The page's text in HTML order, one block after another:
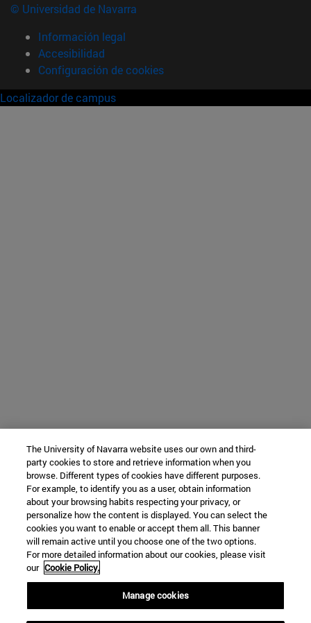
© Universidad de Navarra
Información legal
Accesibilidad
Configuración de cookies
Localizador de campus
The University of Navarra website uses our own and third-
party cookies to store and retrieve information when you
browse. Different types of cookies have different purposes.
For example, to identify you as a user, obtain information
about your browsing habits respecting your privacy, or
personalize how the content is displayed. You can select the
cookies you want to enable or accept them all. This banner
will remain active until you choose one of the two options.
For more detailed information about our cookies, please visit
our Cookie Policy.
Manage cookies